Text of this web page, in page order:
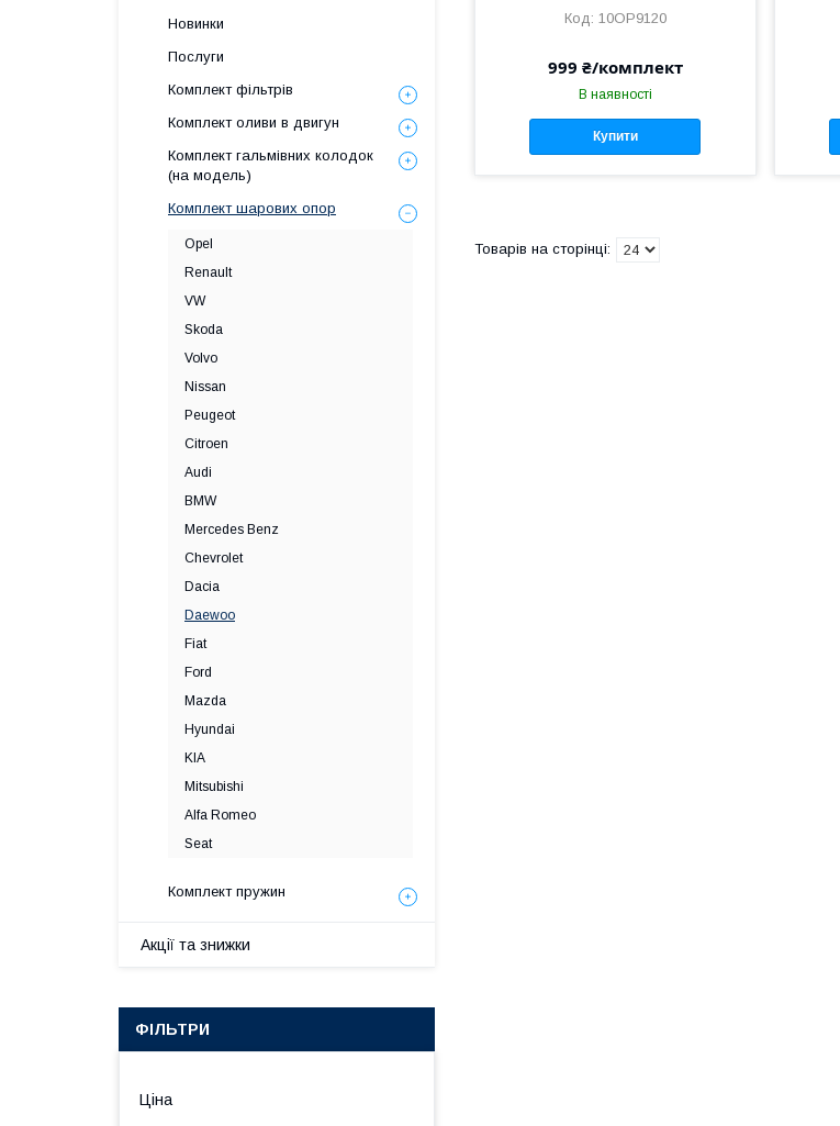
10OP9120
999 ₴/комплект
В наявності
Купити
Новинки
Послуги
Комплект фільтрів
Комплект оливи в двигун
Комплект гальмівних колодок
(на модель)
Комплект шарових опор
Opel
Renault
VW
Skoda
Volvo
Nissan
Peugeot
Citroen
Audi
BMW
Mercedes Benz
Chevrolet
Dacia
Daewoo
Fiat
Ford
Mazda
Hyundai
KIA
Mitsubishi
Alfa Romeo
Seat
Комплект пружин
Акції та знижки
ФІЛЬТРИ
Ціна